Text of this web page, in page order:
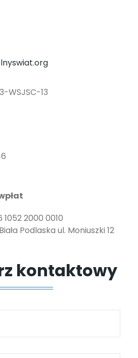
WSJSC-13
2000 0010
Podlaska ul. Moniuszki 12
kontaktowy